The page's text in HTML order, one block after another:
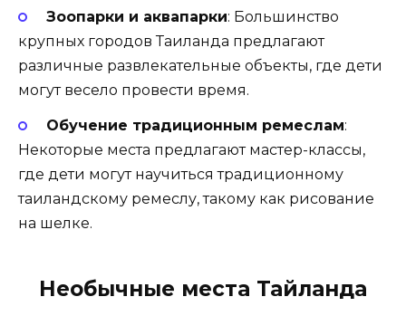
Зоопарки и аквапарки: Большинство
крупных городов Таиланда предлагают
различные развлекательные объекты, где дети
могут весело провести время.
Обучение традиционным ремеслам:
Некоторые места предлагают мастер-классы,
где дети могут научиться традиционному
таиландскому ремеслу, такому как рисование
на шелке.
Необычные места Тайланда